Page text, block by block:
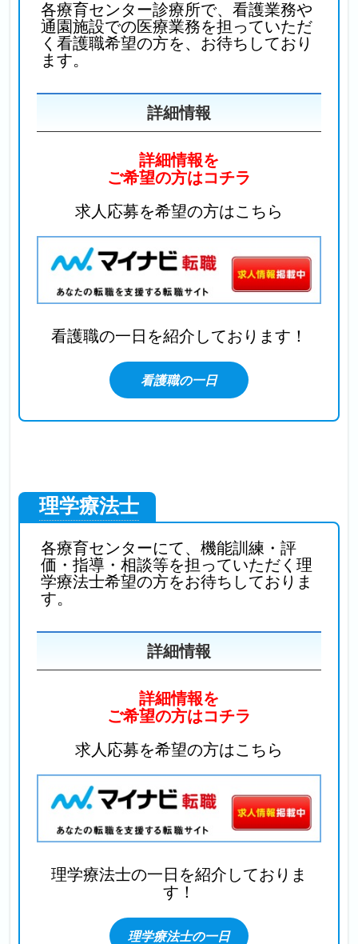
各療育センター診療所で、看護業務や
通園施設での医療業務を担っていただ
く看護職希望の方を、お待ちしており
ます。
詳細情報
詳細情報を
ご希望の方はコチラ
求人応募を希望の方はこちら
看護職の一日を紹介しております！
看護職の一日
理学療法士
各療育センターにて、機能訓練・評
価・指導・相談等を担っていただく理
学療法士希望の方をお待ちしておりま
す。
詳細情報
詳細情報を
ご希望の方はコチラ
求人応募を希望の方はこちら
理学療法士の一日を紹介しておりま
す！
理学療法士の一日